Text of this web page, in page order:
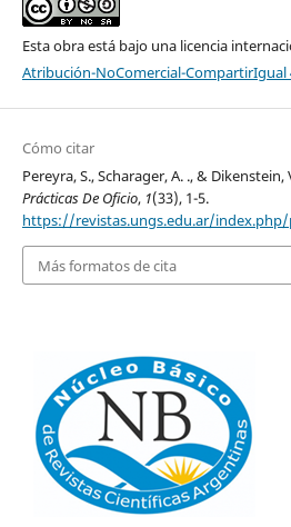
Esta obra está bajo una licencia
Atribución-NoComercial-CompartirIgual
Cómo citar
Pereyra, S., Scharager, A. ., &
Prácticas De Oficio, 1(33), 1-5.
https://revistas.ungs.edu.ar/
Más formatos de cita